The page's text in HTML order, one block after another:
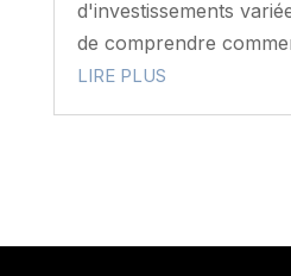
d'investissements
de comprendre
LIRE PLUS